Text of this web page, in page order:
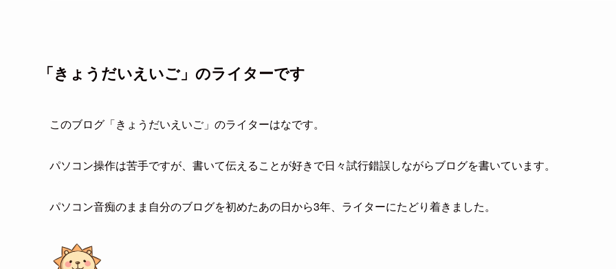
「きょうだいえいご」のライターです
このブログ「きょうだいえいご」のライターはなです。
パソコン操作は苦手ですが、書いて伝えることが好きで日々試行錯誤しながらブログを書いています。
パソコン音痴のまま自分のブログを初めたあの日から3年、ライターにたどり着きました。